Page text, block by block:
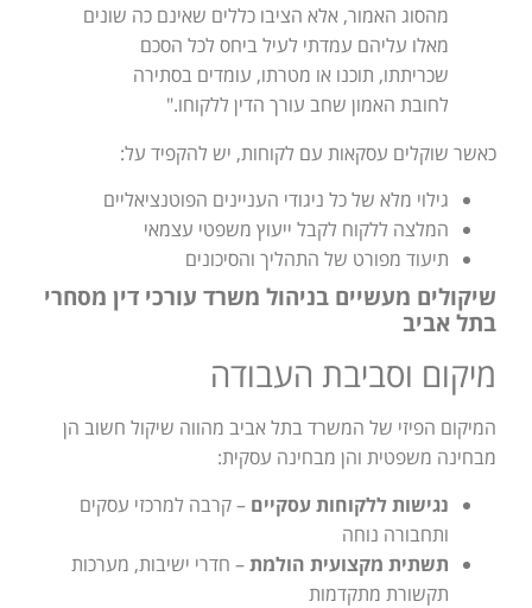
מהסוג האמור, אלא הציבו כללים שאינם כה שונים
מאלו עליהם עמדתי לעיל ביחס לכל הסכם
שכריתתו, תוכנו או מטרתו, עומדים בסתירה
לחובת האמון שחב עורך הדין ללקוחו."
כאשר שוקלים עסקאות עם לקוחות, יש להקפיד על:
גילוי מלא של כל ניגודי העניינים הפוטנציאליים
המלצה ללקוח לקבל ייעוץ משפטי עצמאי
תיעוד מפורט של התהליך והסיכונים
שיקולים מעשיים בניהול משרד עורכי דין מסחרי
בתל אביב
מיקום וסביבת העבודה
המיקום הפיזי של המשרד בתל אביב מהווה שיקול חשוב הן
מבחינה משפטית והן מבחינה עסקית:
נגישות ללקוחות עסקיים – קרבה למרכזי עסקים
ותחבורה נוחה
תשתית מקצועית הולמת– חדרי ישיבות, מערכות
תקשורת מתקדמות